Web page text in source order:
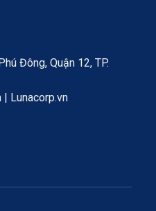
Đông, Quận 12, TP.
| Lunacorp.vn